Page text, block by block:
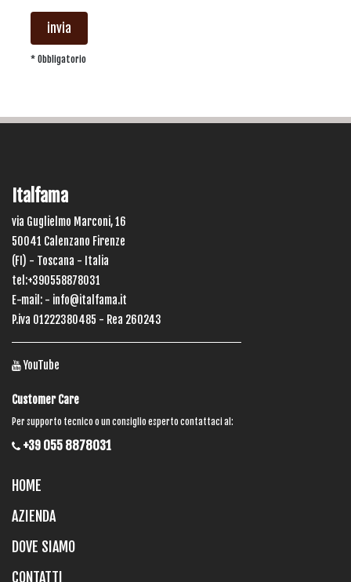
invia
* Obbligatorio
Italfama
via Guglielmo Marconi, 16
50041 Calenzano Firenze
(FI) - Toscana - Italia
tel:+390558878031
E-mail: - info@italfama.it
P.iva 01222380485 - Rea 260243
YouTube
Customer Care
Per supporto tecnico o un consiglio esperto contattaci al:
+39 055 8878031
HOME
AZIENDA
DOVE SIAMO
CONTATTI